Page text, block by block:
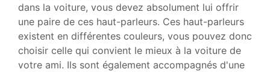
dans la voiture, vous devez absolument lui offrir
une paire de ces haut-parleurs. Ces haut-parleurs
existent en différentes couleurs, vous pouvez donc
choisir celle qui convient le mieux à la voiture de
votre ami. Ils sont également accompagnés d'une